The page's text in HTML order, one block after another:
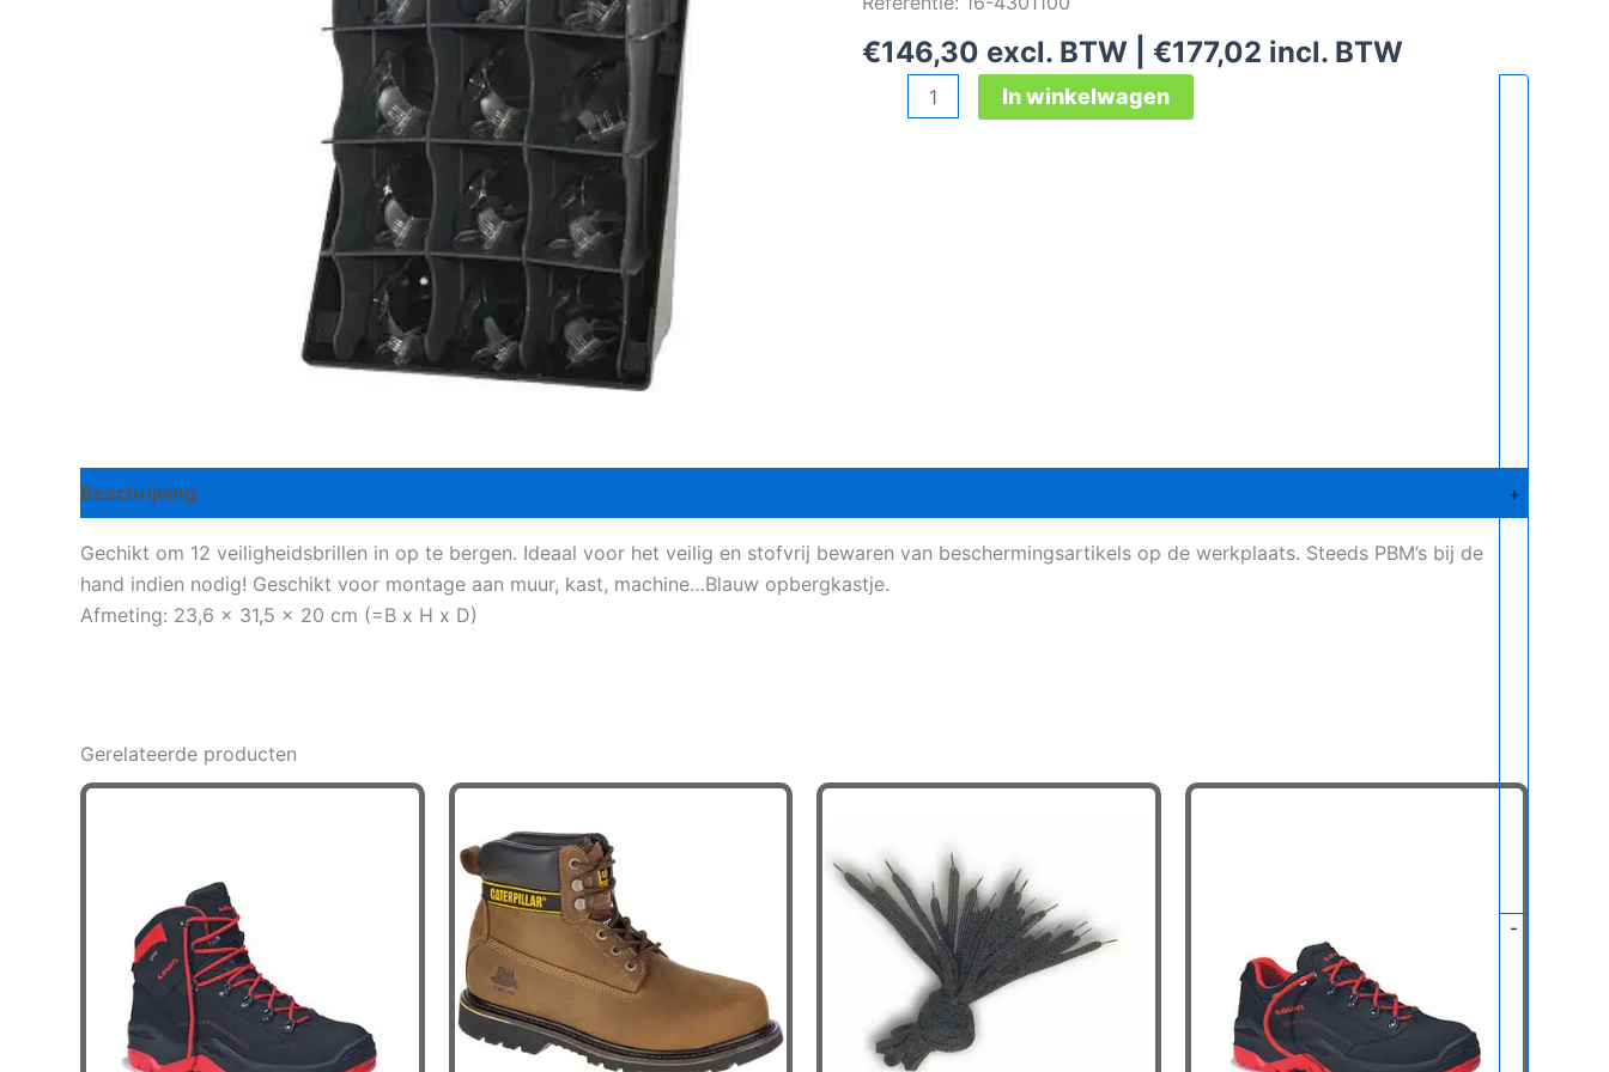
€146,30 excl. BTW |€177,02 incl. BTW
-
Secubox
+
In winkelwagen
Beschrijving
Gechikt om 12 veiligheidsbrillen in op te bergen. Ideaal voor het veilig en stofvrij bewaren van beschermingsartikels op de werkplaats. Steeds PBM’s bij de
hand indien nodig! Geschikt voor montage aan muur, kast, machine…Blauw opbergkastje.
Afmeting: 23,6 x 31,5 x 20 cm (=B x H x D)
Gerelateerde producten